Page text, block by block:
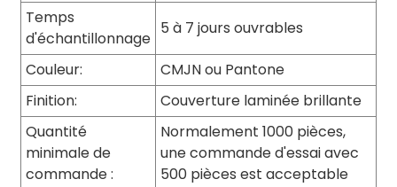
Temps
d'échantillonnage
5 à 7 jours ouvrables
Couleur:
CMJN ou Pantone
Finition:
Couverture laminée brillante
Quantité
minimale de
commande :
Normalement 1000 pièces,
une commande d'essai avec
500 pièces est acceptable